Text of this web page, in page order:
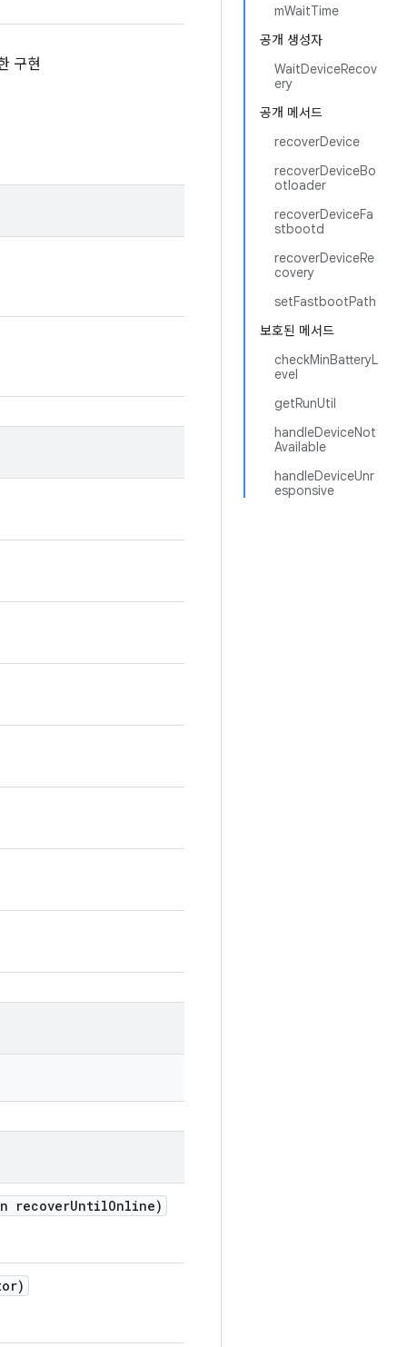
mWaitTime
공개 생성자
WaitDeviceRecov
ery
공개 메서드
recoverDevice
recoverDeviceBo
otloader
recoverDeviceFa
stbootd
recoverDeviceRe
covery
setFastbootPath
보호된 메서드
checkMinBatteryL
evel
getRunUtil
handleDeviceNot
Available
handleDeviceUnr
esponsive
구현
recoverUntilOnline)